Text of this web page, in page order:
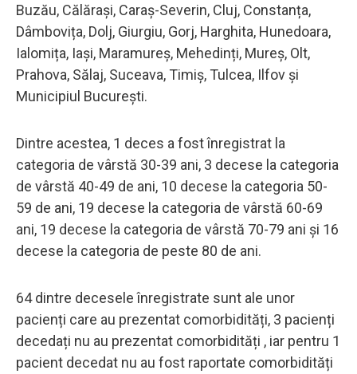
Buzău, Călărași, Caraș-Severin, Cluj, Constanța,
Dâmbovița, Dolj, Giurgiu, Gorj, Harghita, Hunedoara,
Ialomița, Iași, Maramureș, Mehedinți, Mureș, Olt,
Prahova, Sălaj, Suceava, Timiș, Tulcea, Ilfov și
Municipiul București.
Dintre acestea, 1 deces a fost înregistrat la
categoria de vârstă 30-39 ani, 3 decese la categoria
de vârstă 40-49 de ani, 10 decese la categoria 50-
59 de ani, 19 decese la categoria de vârstă 60-69
ani, 19 decese la categoria de vârstă 70-79 ani și 16
decese la categoria de peste 80 de ani.
64 dintre decesele înregistrate sunt ale unor
pacienți care au prezentat comorbidități, 3 pacienți
decedați nu au prezentat comorbidități , iar pentru 1
pacient decedat nu au fost raportate comorbidități